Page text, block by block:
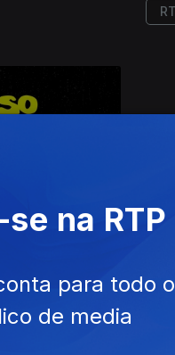
na RTP
para todo o
de media